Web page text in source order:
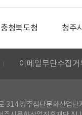
충청북도청 청주
이메일무단수집거
314 청주첨단문화산